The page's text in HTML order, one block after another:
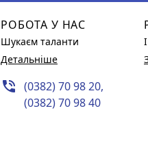
РОБОТА У НАС
Шукаєм таланти
Детальніше
phone_in_talk (0382) 70 98 20,
(0382) 70 98 40